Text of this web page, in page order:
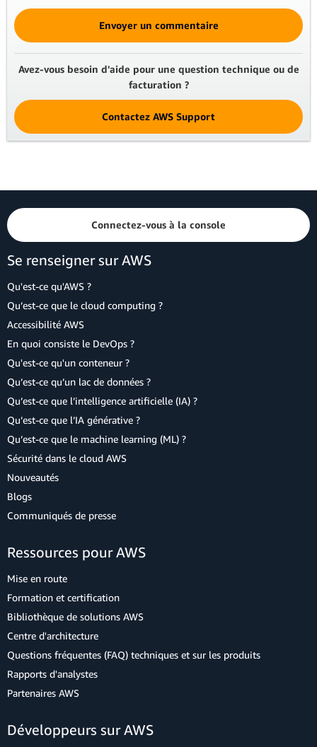
Envoyer un commentaire
Avez-vous besoin d'aide pour une question technique ou de
facturation ?
Contactez AWS Support
Connectez-vous à la console
Se renseigner sur AWS
Qu'est-ce qu'AWS ?
Qu’est-ce que le cloud computing ?
Accessibilité AWS
En quoi consiste le DevOps ?
Qu'est-ce qu'un conteneur ?
Qu’est-ce qu’un lac de données ?
Qu’est-ce que l’intelligence artificielle (IA) ?
Qu’est-ce que l’IA générative ?
Qu’est-ce que le machine learning (ML) ?
Sécurité dans le cloud AWS
Nouveautés
Blogs
Communiqués de presse
Ressources pour AWS
Mise en route
Formation et certification
Bibliothèque de solutions AWS
Centre d'architecture
Questions fréquentes (FAQ) techniques et sur les produits
Rapports d'analystes
Partenaires AWS
Développeurs sur AWS